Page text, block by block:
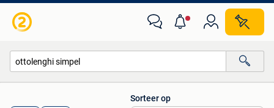
Sorteer op